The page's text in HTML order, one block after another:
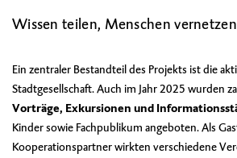
Wissen teilen, Menschen vernetzen
Ein zentraler Bestandteil des Projekts ist die
Stadtgesellschaft. Auch im Jahr 2025 wurden
Vorträge, Exkursionen und
Kinder sowie Fachpublikum angeboten. Als
Kooperationspartner wirkten verschiedene